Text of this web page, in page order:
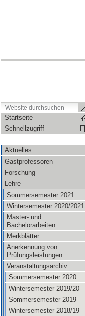
Startseite
Schnellzugriff
Aktuelles
Gastprofessoren
Forschung
Lehre
Sommersemester 2021
Wintersemester 2020/2021
Master- und
Bachelorarbeiten
Merkblätter
Anerkennung von
Prüfungsleistungen
Veranstaltungsarchiv
Sommersemester 2020
Wintersemester 2019/20
Sommersemester 2019
Wintersemester 2018/19